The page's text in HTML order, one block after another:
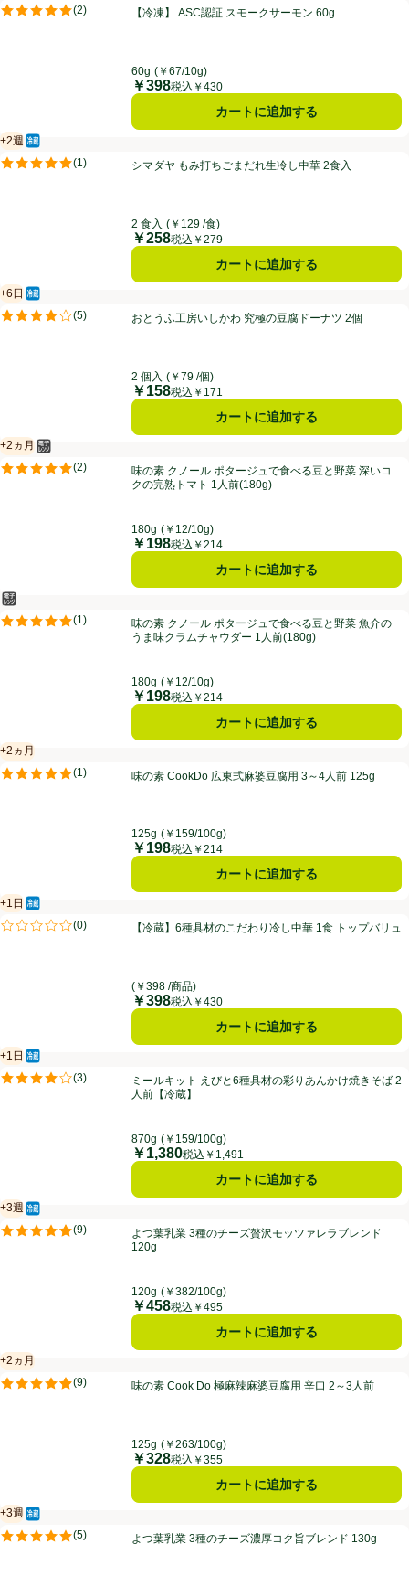
【冷凍】 ASC認証 スモークサーモン 60g
(2)
評価は2件のレビューで5点中5.0点。【冷凍】 ASC認証 スモークサーモン 60g
60g (￥67/10g)
価格
￥398税込￥430
カートに追加する
シマダヤ もみ打ちごまだれ生冷し中華 2食入
+2週
賞味・消費期限保証：2週間
冷蔵食品
(1 )
評価は1件のレビューで5点中5.0点。シマダヤ もみ打ちごまだれ生冷し中華 2食入
2 食入 (￥129 /食)
価格
￥258税込￥279
カートに追加する
おとうふ工房いしかわ 究極の豆腐ドーナツ 2個
+6日
賞味・消費期限保証：6日
冷蔵食品
(5)
評価は5件のレビューで5点中4.2点。おとうふ工房いしかわ 究極の豆腐ドーナツ 2個
2 個入 (￥79 /個)
価格
￥158税込￥171
カートに追加する
味の素 クノール ポタージュで食べる豆と野菜 深いコクの完熟トマト
+2ヵ月
賞味・消費期限保証：2ヵ月
電子レンジ使用可
(2)
評価は2件のレビューで5点中5.0点。味の素 クノール ポタージュで食べる豆と野菜 深いコ
クの完熟トマト 1人前(180g)
180g (￥12/10g)
価格
￥198税込￥214
カートに追加する
味の素 クノール ポタージュで食べる豆と野菜 魚介のうま味クラムチ
電子レンジ使用可
(1)
評価は1件のレビューで5点中5.0点。味の素 クノール ポタージュで食べる豆と野菜 魚介の
うま味クラムチャウダー 1人前(180g)
180g (￥12/10g)
価格
￥198税込￥214
カートに追加する
味の素 CookDo 広東式麻婆豆腐用 3～4人前 125g
+2ヵ月
賞味・消費期限保証：2ヵ月
(1)
評価は1件のレビューで5点中5.0点。味の素 CookDo 広東式麻婆豆腐用 3～4人前 125g
125g (￥159/100g)
価格
￥198税込￥214
カートに追加する
【冷蔵】6種具材のこだわり冷し中華 1食 トップバリュ
+1日
賞味・消費期限保証：1日
冷蔵食品
(0)
評価は0件のレビューで5点中0.0点。【冷蔵】6種具材のこだわり冷し中華 1食 トップバリュ
(￥398 /商品)
価格
￥398税込￥430
カートに追加する
ミールキット えびと6種具材の彩りあんかけ焼きそば 2人前【冷蔵】
+1日
賞味・消費期限保証：1日
冷蔵食品
(3)
評価は3件のレビューで5点中4.0点。ミールキット えびと6種具材の彩りあんかけ焼きそば 2
人前【冷蔵】
870g (￥159/100g)
価格
￥1,380税込￥1,491
カートに追加する
よつ葉乳業 3種のチーズ贅沢モッツァレラブレンド 120g
+3週
賞味・消費期限保証：3週間
冷蔵食品
(9)
評価は9件のレビューで5点中4.9点。よつ葉乳業 3種のチーズ贅沢モッツァレラブレンド
120g
120g (￥382/100g)
価格
￥458税込￥495
カートに追加する
味の素 Cook Do 極麻辣麻婆豆腐用 辛口 2～3人前
+2ヵ月
賞味・消費期限保証：2ヵ月
(9)
評価は9件のレビューで5点中4.9点。味の素 Cook Do 極麻辣麻婆豆腐用 辛口 2～3人前
125g (￥263/100g)
価格
￥328税込￥355
カートに追加する
よつ葉乳業 3種のチーズ濃厚コク旨ブレンド 130g
+3週
賞味・消費期限保証：3週間
冷蔵食品
(5)
評価は5件のレビューで5点中5.0点。よつ葉乳業 3種のチーズ濃厚コク旨ブレンド 130g